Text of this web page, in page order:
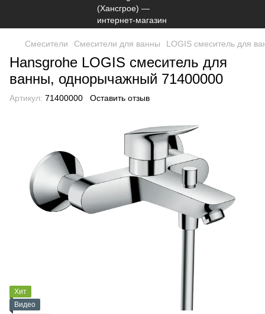
Смесители Смесители для ванны LOGIS смеситель для
Hansgrohe LOGIS смеситель для
ванны, однорычажный 71400000
Артикул: 71400000 Оставить отзыв
Хит
Видео